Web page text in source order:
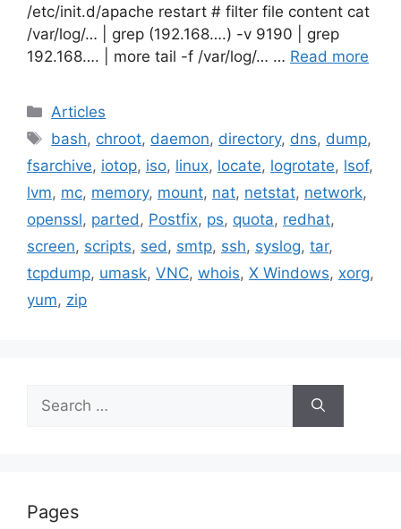
/etc/init.d/apache restart # filter file content cat
/var/log/… | grep (192.168….) -v 9190 | grep
192.168…. | more tail -f /var/log/… … Read more
Categories
Articles
Tags
bash, chroot, daemon, directory, dns, dump,
fsarchive, iotop, iso, linux, locate, logrotate, lsof,
lvm, mc, memory, mount, nat, netstat, network,
openssl, parted , Postfix, ps, quota, redhat,
screen, scripts, sed , smtp, ssh, syslog, tar,
tcpdump, umask, VNC, whois, X Windows, xorg,
yum, zip
for:
Pages